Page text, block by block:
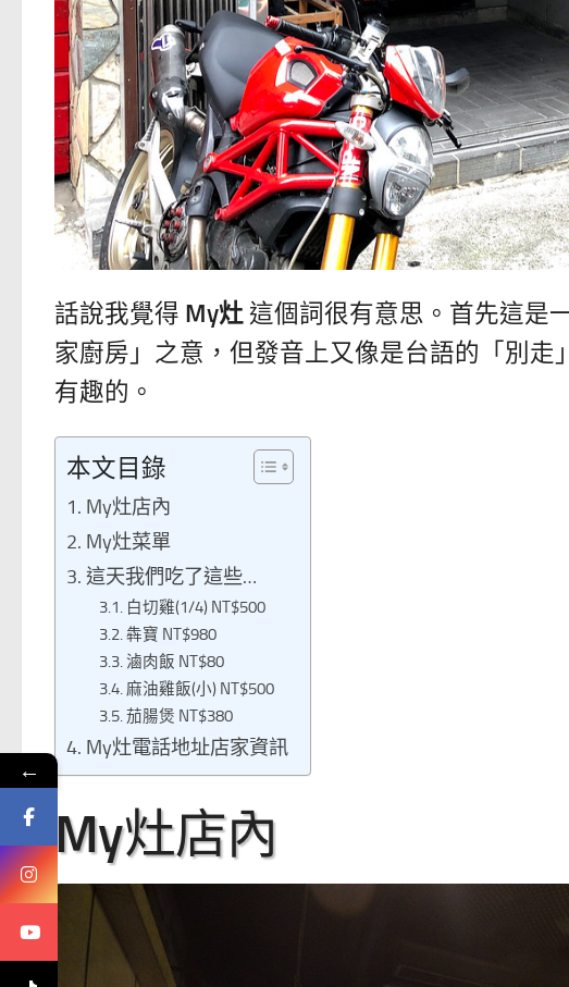
話說我覺得 My灶 這個詞很有意思。首先這是
家廚房」之意，但發音上又像是台語的「別走
有趣的。
本文目錄
My灶店內
My灶菜單
這天我們吃了這些…
白切雞(1/4) NT$500
犇寶 NT$980
滷肉飯 NT$80
麻油雞飯(小) NT$500
茄腸煲 NT$380
My灶電話地址店家資訊
My灶店內
←